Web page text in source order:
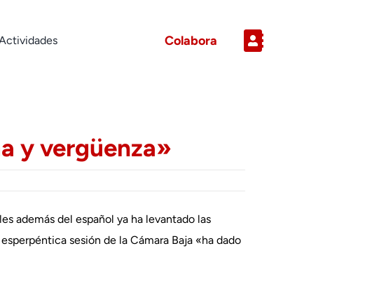
Colabora
y vergüenza»
además del español ya ha levantado las
sesión de la Cámara Baja «ha dado